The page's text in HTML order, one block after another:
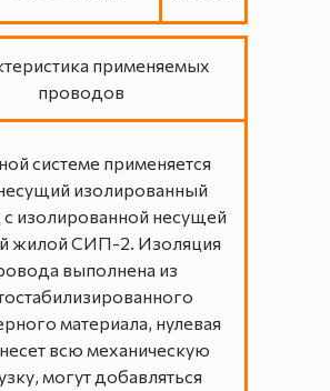
системе применяется
изолированный
изолированной несущей
жилой СИП-2. Изоляция
выполнена из
материала, нулевая
всю механическую
могут добавляться
применяемых
проводов